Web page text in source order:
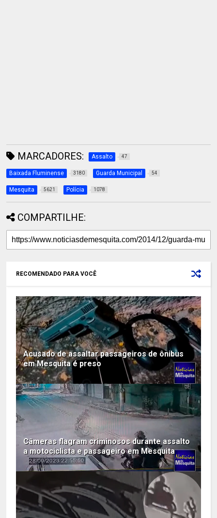
MARCADORES: Assalto 47
Baixada Fluminense 3180 Guarda Municipal 54
Mesquita 5621 Polícia 1078
COMPARTILHE:
RECOMENDADO PARA VOCÊ
Acusado de assaltar passageiros de ônibus
em Mesquita é preso
Câmeras flagram criminosos durante assalto
a motociclista e passageiro em Mesquita